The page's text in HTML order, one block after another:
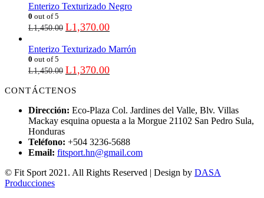
Enterizo Texturizado Negro
0 out of 5
L1,450.00 L1,370.00
Enterizo Texturizado Marrón
0 out of 5
L1,450.00 L1,370.00
CONTÁCTENOS
Dirección: Eco-Plaza Col. Jardines del Valle, Blv. Villas
Mackay esquina opuesta a la Morgue 21102 San Pedro Sula,
Honduras
Teléfono: +504 3236-5688
Email: fitsport.hn@gmail.com
© Fit Sport 2021. All Rights Reserved | Design by DASA
Producciones